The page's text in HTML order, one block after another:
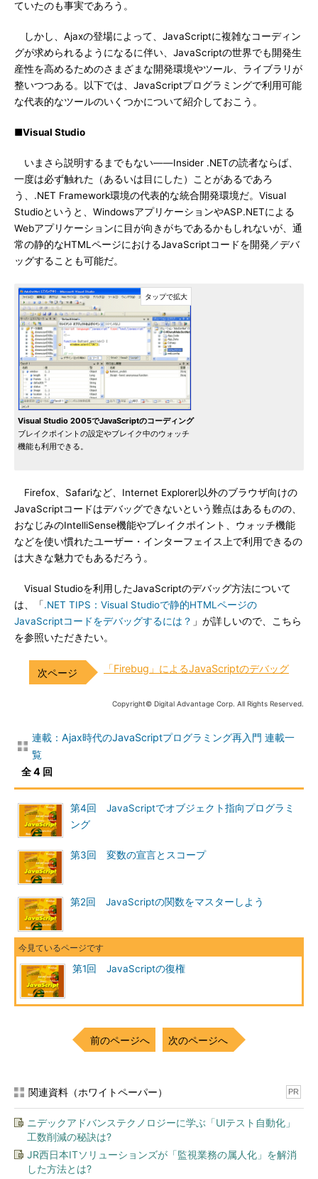
ていたのも事実であろう。
しかし、Ajaxの登場によって、JavaScriptに複雑なコーディン
グが求められるようになるに伴い、JavaScriptの世界でも開発生
産性を高めるためのさまざまな開発環境やツール、ライブラリが
整いつつある。以下では、JavaScriptプログラミングで利用可能
な代表的なツールのいくつかについて紹介しておこう。
■Visual Studio
いまさら説明するまでもない――Insider .NETの読者ならば、
一度は必ず触れた（あるいは目にした）ことがあるであろ
う、.NET Framework環境の代表的な統合開発環境だ。Visual
Studioというと、WindowsアプリケーションやASP.NETによる
Webアプリケーションに目が向きがちであるかもしれないが、通
常の静的なHTMLページにおけるJavaScriptコードを開発／デバ
ッグすることも可能だ。
Visual Studio 2005でJavaScriptのコーディング
ブレイクポイントの設定やブレイク中のウォッチ
機能も利用できる。
Firefox、Safariなど、Internet Explorer以外のブラウザ向けの
JavaScriptコードはデバッグできないという難点はあるものの、
おなじみのIntelliSense機能やブレイクポイント、ウォッチ機能
などを使い慣れたユーザー・インターフェイス上で利用できるの
は大きな魅力でもあるだろう。
Visual Studioを利用したJavaScriptのデバッグ方法について
は、「.NET TIPS：Visual Studioで静的HTMLページの
JavaScriptコードをデバッグするには？ 」が詳しいので、こちら
を参照いただきたい。
「Firebug」によるJavaScriptのデバッグ
Copyright© Digital Advantage Corp. All Rights Reserved.
連載：Ajax時代のJavaScriptプログラミング再入門 連載一
覧
全 4 回
第4回 JavaScriptでオブジェクト指向プログラミ
ング
第3回 変数の宣言とスコープ
第2回 JavaScriptの関数をマスターしよう
第1回 JavaScriptの復権
前のページへ 次のページへ
関連資料（ホワイトペーパー） PR
ニデックアドバンステクノロジーに学ぶ「UIテスト自動化」
工数削減の秘訣は?
JR西日本ITソリューションズが「監視業務の属人化」を解消
した方法とは?